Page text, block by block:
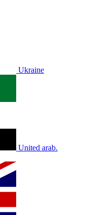
Ukraine
United arab.